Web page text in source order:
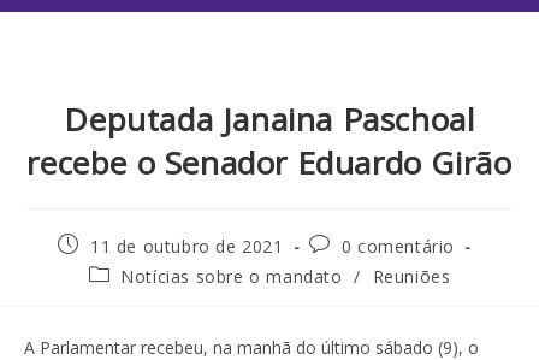
Deputada Janaina Paschoal
recebe o Senador Eduardo Girão
11 de outubro de 2021
0 comentário
Notícias sobre o mandato / Reuniões
A Parlamentar recebeu, na manhã do último sábado (9), o